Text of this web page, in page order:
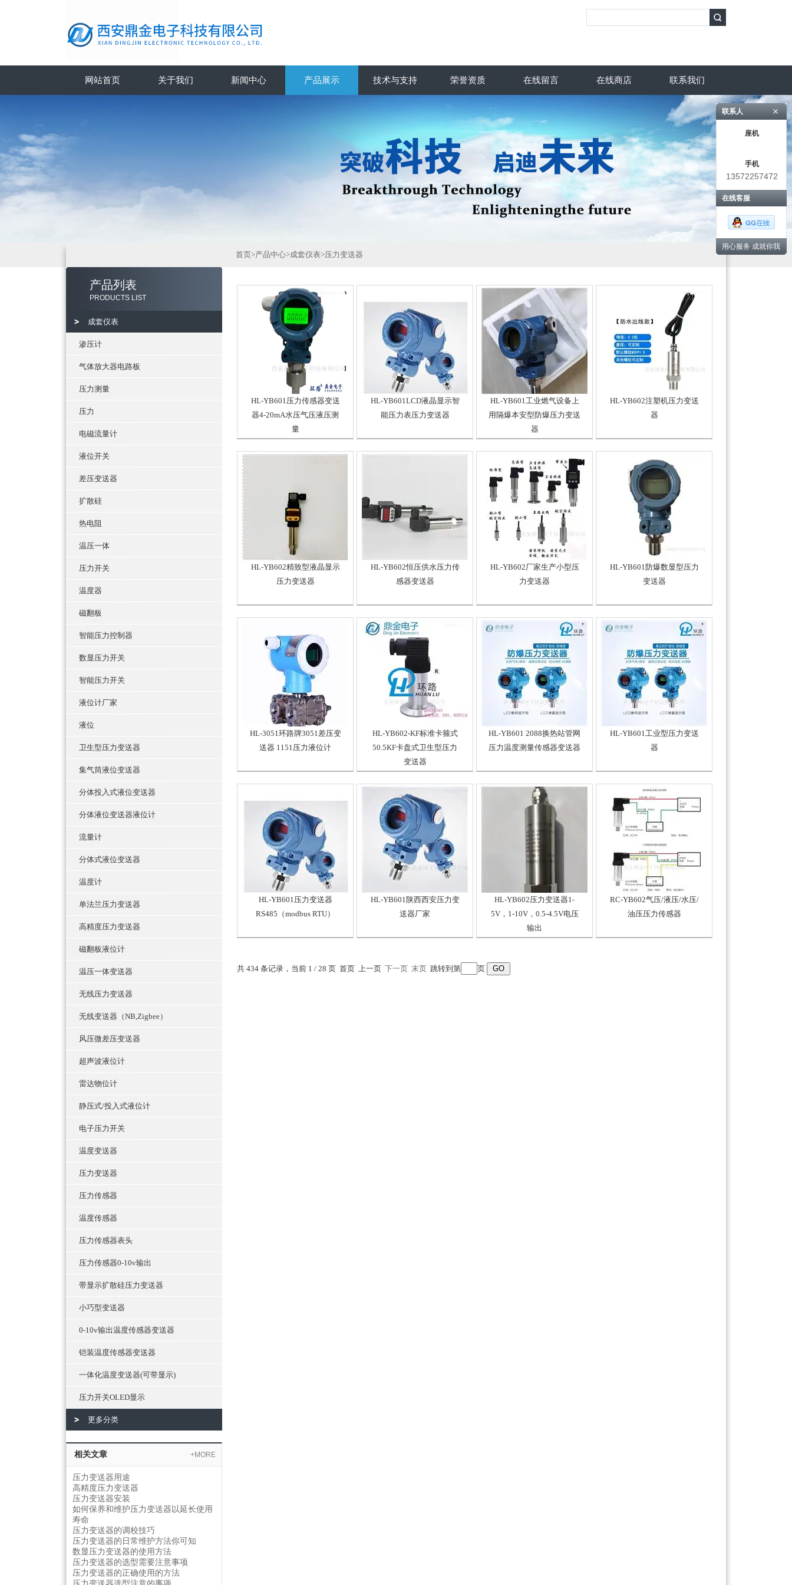
网站首页 关于我们 新闻中心 产品展示 技术与支持 荣誉资质 在线留言 在线商店 联系我们
产品列表
PRODUCTS LIST
成套仪表
渗压计
气体放大器电路板
压力测量
压力
电磁流量计
液位开关
差压变送器
扩散硅
热电阻
温压一体
压力开关
温度器
磁翻板
智能压力控制器
数显压力开关
智能压力开关
液位计厂家
液位
卫生型压力变送器
集气筒液位变送器
分体投入式液位变送器
分体液位变送器液位计
流量计
分体式液位变送器
温度计
单法兰压力变送器
高精度压力变送器
磁翻板液位计
温压一体变送器
无线压力变送器
无线变送器（NB,Zigbee）
风压微差压变送器
超声波液位计
雷达物位计
静压式/投入式液位计
电子压力开关
温度变送器
压力变送器
压力传感器
温度传感器
压力传感器表头
压力传感器0-10v输出
带显示扩散硅压力变送器
小巧型变送器
0-10v输出温度传感器变送器
铠装温度传感器变送器
一体化温度变送器(可带显示)
压力开关OLED显示
更多分类
相关文章 +MORE
压力变送器用途
高精度压力变送器
压力变送器安装
如何保养和维护压力变送器以延长使用
寿命
压力变送器的调校技巧
压力变送器的日常维护方法你可知
数显压力变送器的使用方法
压力变送器的选型需要注意事项
压力变送器的正确使用的方法
首页>产品中心>成套仪表>压力变送器
HL-YB601压力传感器变送
器4-20mA水压气压液压测
量
HL-YB601LCD液晶显示智
能压力表压力变送器
HL-YB601工业燃气设备上
用隔爆本安型防爆压力变送
器
HL-YB602注塑机压力变送
器
HL-YB602精致型液晶显示
压力变送器
HL-YB602恒压供水压力传
感器变送器
HL-YB602厂家生产小型压
力变送器
HL-YB601防爆数显型压力
变送器
HL-3051环路牌3051差压变
送器 1151压力液位计
HL-YB602-KF标准卡箍式
50.5KF卡盘式卫生型压力
变送器
HL-YB601 2088换热站管网
压力温度测量传感器变送器
HL-YB601工业型压力变送
器
HL-YB601压力变送器
RS485（modbus RTU）
HL-YB601陕西西安压力变
送器厂家
HL-YB602压力变送器1-
5V，1-10V，0.5-4.5V电压
输出
RC-YB602气压/液压/水压/
油压压力传感器
共 434 条记录，当前 1 / 28 页 首页 上一页 下一页 末页 跳转到第 页
联系人
座机
手机
13572257472
在线客服
用心服务 成就你我